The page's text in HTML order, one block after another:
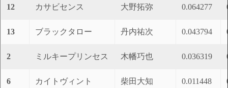
12 カサビセンス 大野拓弥 0.064277
13 ブラックタロー 丹内祐次 0.043794
2 ミルキープリンセス 木幡巧也 0.036319
6 カイトヴィント 柴田大知 0.011448